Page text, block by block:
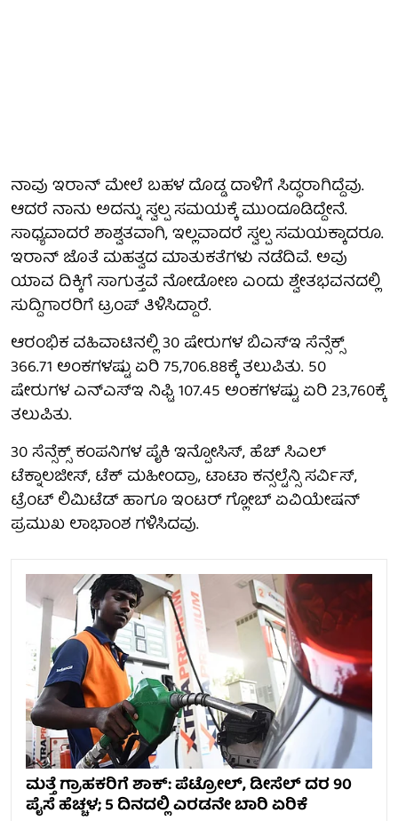
ನಾವು ಇರಾನ್ ಮೇಲೆ ಬಹಳ ದೊಡ್ಡ ದಾಳಿಗೆ ಸಿದ್ಧರಾಗಿದ್ದೆವು.
ಆದರೆ ನಾನು ಅದನ್ನು ಸ್ವಲ್ಪ ಸಮಯಕ್ಕೆ ಮುಂದೂಡಿದ್ದೇನೆ.
ಸಾಧ್ಯವಾದರೆ ಶಾಶ್ವತವಾಗಿ, ಇಲ್ಲವಾದರೆ ಸ್ವಲ್ಪ ಸಮಯಕ್ಕಾದರೂ.
ಇರಾನ್ ಜೊತೆ ಮಹತ್ವದ ಮಾತುಕತೆಗಳು ನಡೆದಿವೆ. ಅವು
ಯಾವ ದಿಕ್ಕಿಗೆ ಸಾಗುತ್ತವೆ ನೋಡೋಣ ಎಂದು ಶ್ವೇತಭವನದಲ್ಲಿ
ಸುದ್ದಿಗಾರರಿಗೆ ಟ್ರಂಪ್ ತಿಳಿಸಿದ್ದಾರೆ.
ಆರಂಭಿಕ ವಹಿವಾಟಿನಲ್ಲಿ 30 ಷೇರುಗಳ ಬಿಎಸ್‌ಇ ಸೆನ್ಸೆಕ್ಸ್
366.71 ಅಂಕಗಳಷ್ಟು ಏರಿ 75,706.88ಕ್ಕೆ ತಲುಪಿತು. 50
ಷೇರುಗಳ ಎನ್‌ಎಸ್‌ಇ ನಿಫ್ಟಿ 107.45 ಅಂಕಗಳಷ್ಟು ಏರಿ 23,760ಕ್ಕೆ
ತಲುಪಿತು.
30 ಸೆನ್ಸೆಕ್ಸ್ ಕಂಪನಿಗಳ ಪೈಕಿ ಇನ್ಪೋಸಿಸ್, ಹೆಚ್ ಸಿಎಲ್
ಟೆಕ್ನಾಲಜೀಸ್, ಟೆಕ್ ಮಹೀಂದ್ರಾ, ಟಾಟಾ ಕನ್ಸಲ್ಟೆನ್ಸಿ ಸರ್ವಿಸ್,
ಟ್ರೆಂಟ್ ಲಿಮಿಟೆಡ್ ಹಾಗೂ ಇಂಟರ್ ಗ್ಲೋಬ್ ಏವಿಯೇಷನ್
ಪ್ರಮುಖ ಲಾಭಾಂಶ ಗಳಿಸಿದವು.
ಮತ್ತೆ ಗ್ರಾಹಕರಿಗೆ ಶಾಕ್: ಪೆಟ್ರೋಲ್, ಡೀಸೆಲ್ ದರ 90
ಪೈಸೆ ಹೆಚ್ಚಳ; 5 ದಿನದಲ್ಲಿ ಎರಡನೇ ಬಾರಿ ಏರಿಕೆ